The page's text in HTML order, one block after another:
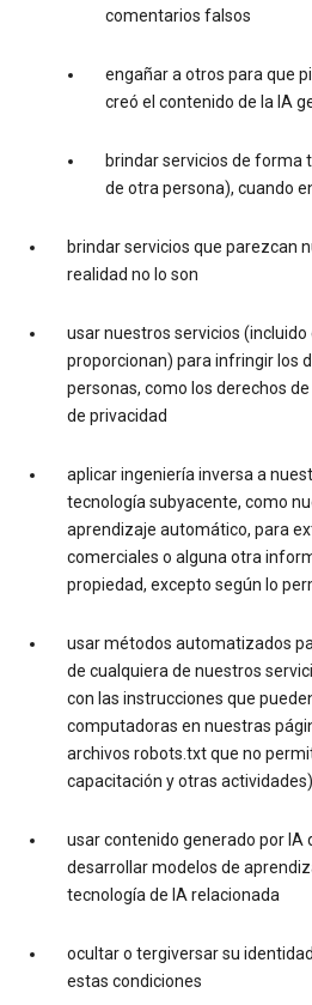
comentarios falsos
engañar a otros para que
creó el contenido de la IA
brindar servicios de forma
de otra persona), cuando
brindar servicios que parezcan
realidad no lo son
usar nuestros servicios (incluido
proporcionan) para infringir los
personas, como los derechos
de privacidad
aplicar ingeniería inversa a
tecnología subyacente, como
aprendizaje automático, para
comerciales o alguna otra
propiedad, excepto según lo
usar métodos automatizados
de cualquiera de nuestros
con las instrucciones que
computadoras en nuestras
archivos robots.txt que no
capacitación y otras actividades)
usar contenido generado por IA
desarrollar modelos de
tecnología de IA relacionada
ocultar o tergiversar su
estas condiciones